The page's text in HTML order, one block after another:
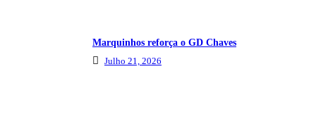
Marquinhos reforça o GD Chaves
Julho 21, 2026